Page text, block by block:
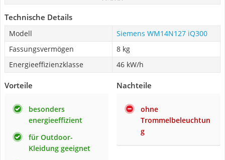
Technische Details
Modell
Siemens WM14N127 iQ300
Fassungsvermögen
8 kg
Energieeffizienzklasse
46 kW/h
Vorteile
besonders
energieeffizient
für Outdoor-
Kleidung geeignet
Nachteile
ohne
Trommelbeleuchtun
g